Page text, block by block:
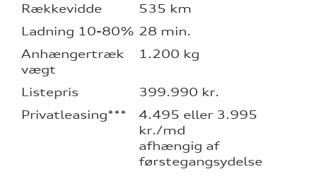
Rækkevidde
535 km
Ladning 10-80% 28 min.
Anhængertræk
vægt
1.200 kg
Listepris
399.990 kr.
Privatleasing***
4.495 eller 3.995
kr./md
afhængig af
førstegangsydelse